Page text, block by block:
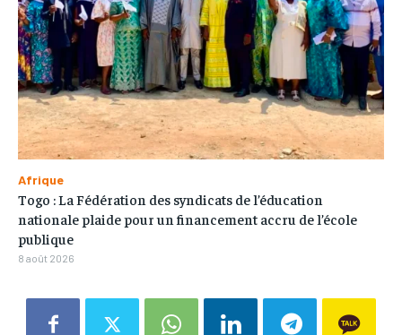
Afrique
Togo : La Fédération des syndicats de l’éducation
nationale plaide pour un financement accru de l’école
publique
8 août 2026